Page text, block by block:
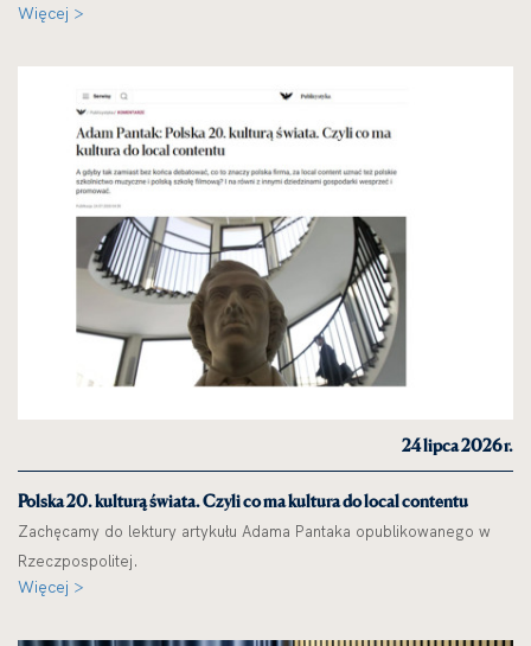
Więcej >
24 lipca 2026 r.
Polska 20. kulturą świata. Czyli co ma kultura do local contentu
Zachęcamy do lektury artykułu Adama Pantaka opublikowanego w
Rzeczpospolitej.
Więcej >